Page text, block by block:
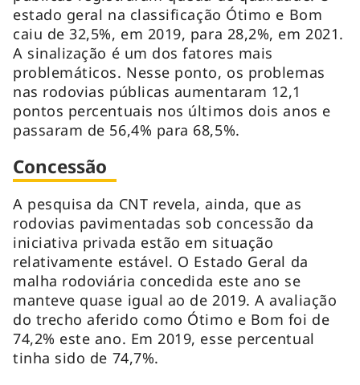
estado geral na classificação Ótimo e Bom
caiu de 32,5%, em 2019, para 28,2%, em 2021.
A sinalização é um dos fatores mais
problemáticos. Nesse ponto, os problemas
nas rodovias públicas aumentaram 12,1
pontos percentuais nos últimos dois anos e
passaram de 56,4% para 68,5%.
Concessão
A pesquisa da CNT revela, ainda, que as
rodovias pavimentadas sob concessão da
iniciativa privada estão em situação
relativamente estável. O Estado Geral da
malha rodoviária concedida este ano se
manteve quase igual ao de 2019. A avaliação
do trecho aferido como Ótimo e Bom foi de
74,2% este ano. Em 2019, esse percentual
tinha sido de 74,7%.